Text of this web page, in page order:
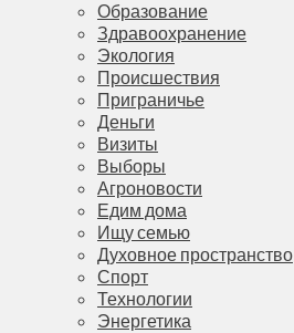
Образование
Здравоохранение
Экология
Происшествия
Приграничье
Деньги
Визиты
Выборы
Агроновости
Едим дома
Ищу семью
Духовное пространство
Спорт
Технологии
Энергетика